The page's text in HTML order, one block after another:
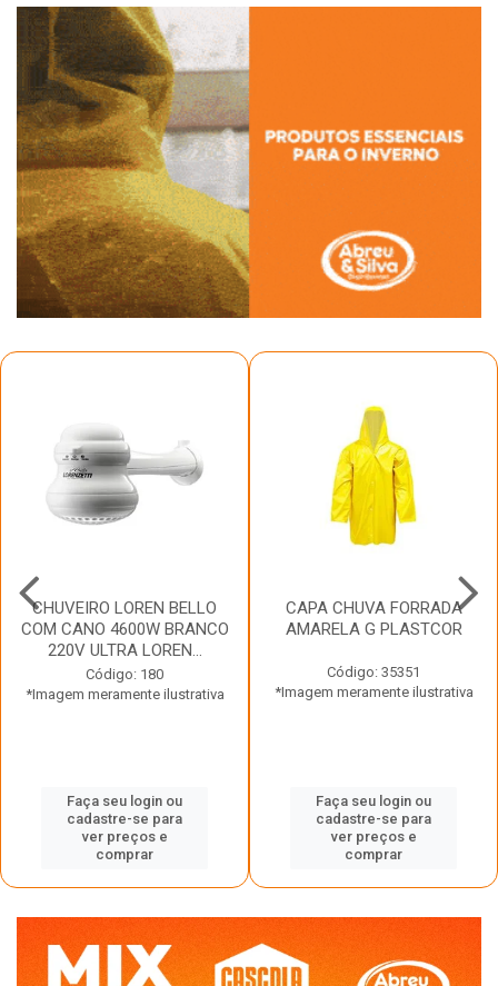
CHUVEIRO LOREN BELLO
COM CANO 4600W BRANCO
220V ULTRA LOREN...
Código: 180
*Imagem meramente ilustrativa
Faça seu login ou
cadastre-se para
ver preços e
comprar
CAPA CHUVA FORRADA
AMARELA G PLASTCOR
Código: 35351
*Imagem meramente ilustrativa
Faça seu login ou
cadastre-se para
ver preços e
comprar